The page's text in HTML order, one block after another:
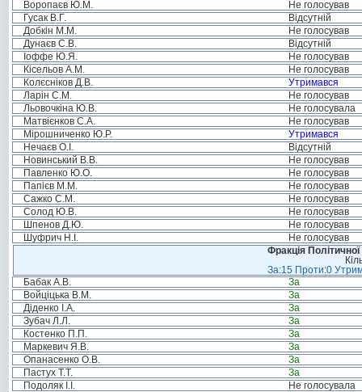
Воропаєв Ю.М.
Не голосував
Гусак В.Г.
Відсутній
Добкін М.М.
Не голосував
Дунаєв С.В.
Відсутній
Іоффе Ю.Я.
Не голосував
Кісельов А.М.
Не голосував
Колєсніков Д.В.
Утримався
Ларін С.М.
Не голосував
Льовочкіна Ю.В.
Не голосувала
Матвієнков С.А.
Не голосував
Мірошниченко Ю.Р.
Утримався
Нечаєв О.І.
Відсутній
Новинський В.В.
Не голосував
Павленко Ю.О.
Не голосував
Папієв М.М.
Не голосував
Сажко С.М.
Не голосував
Солод Ю.В.
Не голосував
Шпенов Д.Ю.
Не голосував
Шуфрич Н.І.
Не голосував
Фракція
За:15 Проти:0
Бабак А.В.
За
Войціцька В.М.
За
Діденко І.А.
За
Зубач Л.Л.
За
Костенко П.П.
За
Маркевич Я.В.
За
Опанасенко О.В.
За
Пастух Т.Т.
За
Подоляк І.І.
Не голосувала